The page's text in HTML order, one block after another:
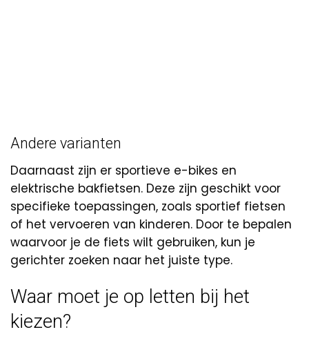
Andere varianten
Daarnaast zijn er sportieve e-bikes en
elektrische bakfietsen. Deze zijn geschikt voor
specifieke toepassingen, zoals sportief fietsen
of het vervoeren van kinderen. Door te bepalen
waarvoor je de fiets wilt gebruiken, kun je
gerichter zoeken naar het juiste type.
Waar moet je op letten bij het
kiezen?